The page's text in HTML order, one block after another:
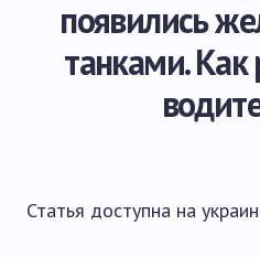
появились
танками. Как
Статья доступна на